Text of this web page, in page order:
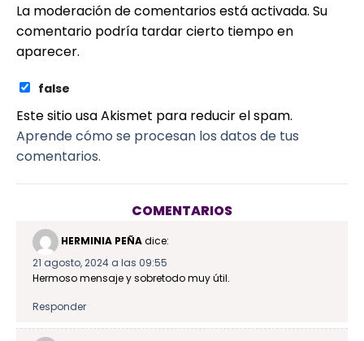
La moderación de comentarios está activada. Su
comentario podría tardar cierto tiempo en
aparecer.
false
Este sitio usa Akismet para reducir el spam.
Aprende cómo se procesan los datos de tus
comentarios.
COMENTARIOS
HERMINIA PEÑAdice:
21 agosto, 2024 a las 09:55
Hermoso mensaje y sobretodo muy útil.
Responder